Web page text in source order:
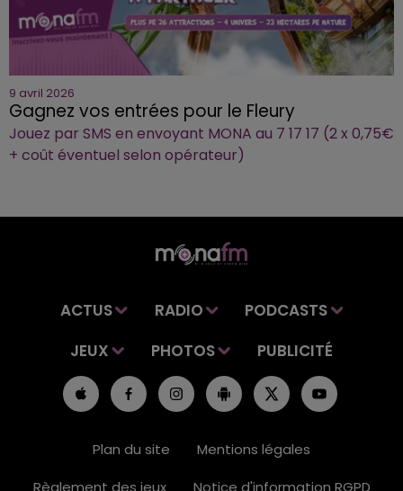
9 avril 2026
Gagnez vos entrées pour le Fleury
Jouez par SMS en envoyant MONA au 7 17 17 (2 x 0,75€
+ coût éventuel selon opérateur)
ACTUS RADIO
PODCASTS
JEUX
PHOTOS PUBLICITÉ
Plan du site
Mentions légales
Règlement des jeux
Notice d'information RGPD